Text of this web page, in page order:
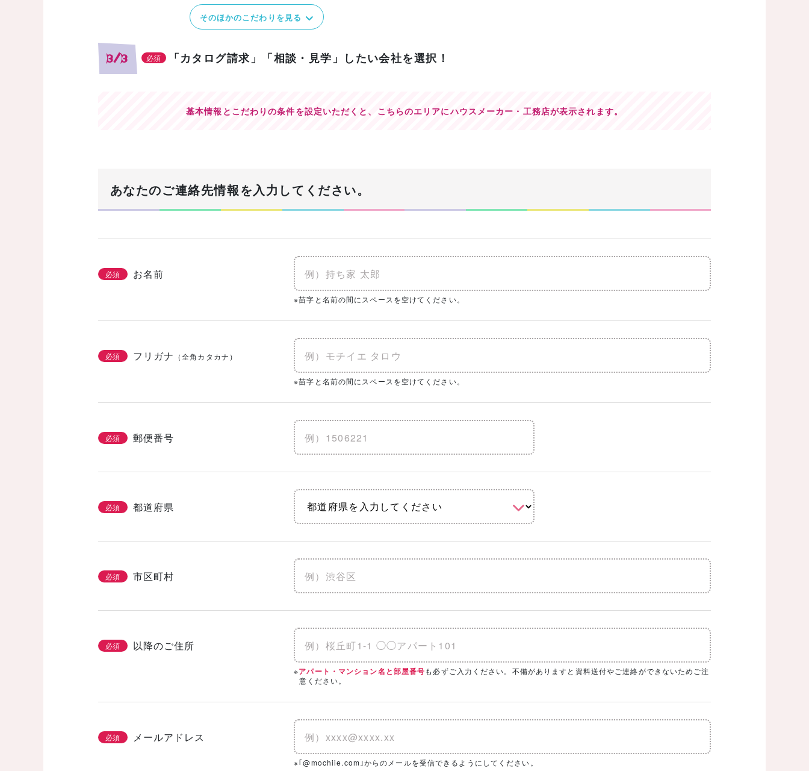
そのほかのこだわりを見る
3/3 必須 「カタログ請求」「相談・見学」したい会社を選択！
基本情報とこだわりの条件を設定いただくと、 こちらのエリアにハウスメーカー・工務店が表示されます。
あなたのご連絡先情報を入力してください。
必須 お名前
※苗字と名前の間にスペースを空けてください。
必須 フリガナ （全角カタカナ）
※苗字と名前の間にスペースを空けてください。
必須 郵便番号
必須 都道府県
必須 市区町村
必須 以降のご住所
※アパート・マンション名と部屋番号も必ずご入力ください。不備がありますと資料送付やご連絡ができないためご注
意ください。
必須 メールアドレス
※｢@mochiie.com｣からのメールを受信できるようにしてください。